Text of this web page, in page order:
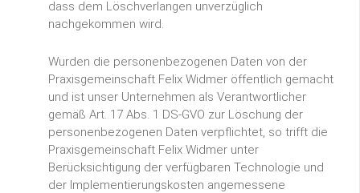
dass dem Löschverlangen unverzüglich
nachgekommen wird.
Wurden die personenbezogenen Daten von der
Praxisgemeinschaft Felix Widmer öffentlich gemacht
und ist unser Unternehmen als Verantwortlicher
gemäß Art. 17 Abs. 1 DS-GVO zur Löschung der
personenbezogenen Daten verpflichtet, so trifft die
Praxisgemeinschaft Felix Widmer unter
Berücksichtigung der verfügbaren Technologie und
der Implementierungskosten angemessene